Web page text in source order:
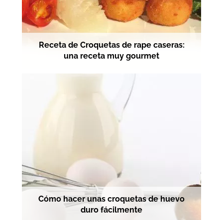
Receta de Croquetas de rape caseras:
una receta muy gourmet
Cómo hacer unas croquetas de huevo
duro fácilmente